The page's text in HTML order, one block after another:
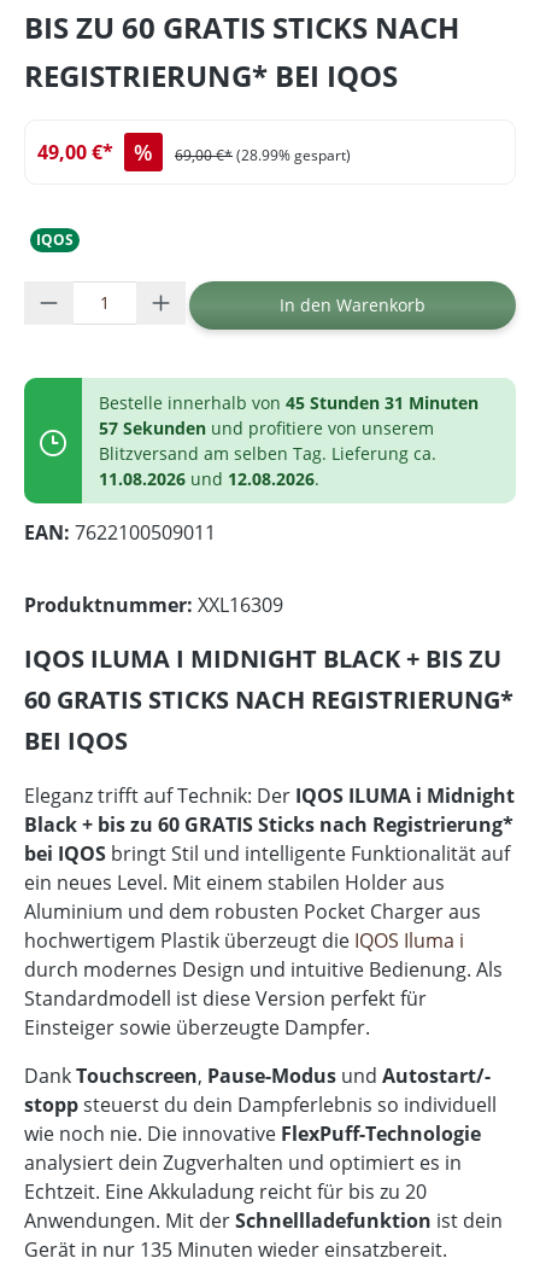
BIS ZU 60 GRATIS STICKS NACH
REGISTRIERUNG* BEI IQOS
49,00 €* % 69,00 €*(28.99% gespart)
IQOS
Produkt Anzahl: Gib den gewünschten
In den Warenkorb
Bestelle innerhalb von 45 Stunden 31 Minuten
57 Sekunden und profitiere von unserem
Blitzversand am selben Tag. Lieferung ca.
11.08.2026 und 12.08.2026.
EAN: 7622100509011
Produktnummer: XXL16309
IQOS ILUMA I MIDNIGHT BLACK + BIS ZU
60 GRATIS STICKS NACH REGISTRIERUNG*
BEI IQOS
Eleganz trifft auf Technik: Der IQOS ILUMA i Midnight
Black + bis zu 60 GRATIS Sticks nach Registrierung*
bei IQOS bringt Stil und intelligente Funktionalität auf
ein neues Level. Mit einem stabilen Holder aus
Aluminium und dem robusten Pocket Charger aus
hochwertigem Plastik überzeugt die IQOS Iluma i
durch modernes Design und intuitive Bedienung. Als
Standardmodell ist diese Version perfekt für
Einsteiger sowie überzeugte Dampfer.
DankTouchscreen, Pause-Modus und Autostart/-
stoppsteuerst du dein Dampferlebnis so individuell
wie noch nie. Die innovative FlexPuff-Technologie
analysiert dein Zugverhalten und optimiert es in
Echtzeit. Eine Akkuladung reicht für bis zu 20
Anwendungen. Mit derSchnellladefunktion ist dein
Gerät in nur 135 Minuten wieder einsatzbereit.